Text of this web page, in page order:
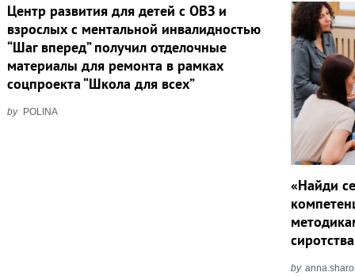
Центр развития для детей с ОВЗ и
взрослых с ментальной инвалидностью
“Шаг вперед” получил отделочные
материалы для ремонта в рамках
соцпроекта “Школа для всех”
by POLINA
«Найди
сиротства
by